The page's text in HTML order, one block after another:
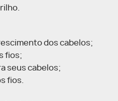
dos cabelos;
fios;
seus cabelos;
fios.